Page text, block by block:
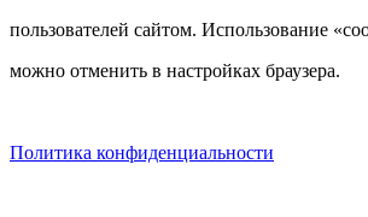
пользователей сайтом. Использование
можно отменить в настройках браузера.
Политика конфиденциальности